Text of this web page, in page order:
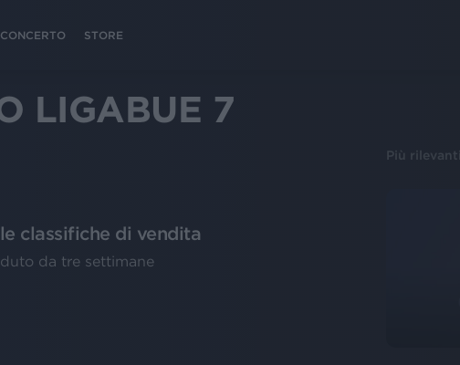
STORE
LIGABUE 7
Più rilevanti
classifiche di vendita
da tre settimane